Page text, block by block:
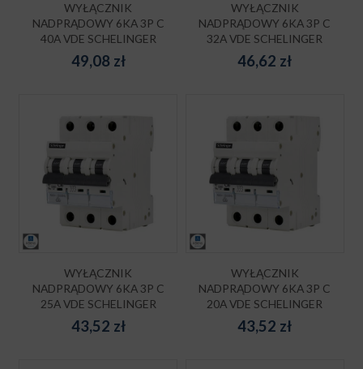
WYŁĄCZNIK
NADPRĄDOWY 6KA 3P C
40A VDE SCHELINGER
49,08 zł
WYŁĄCZNIK
NADPRĄDOWY 6KA 3P C
32A VDE SCHELINGER
46,62 zł
WYŁĄCZNIK
NADPRĄDOWY 6KA 3P C
25A VDE SCHELINGER
43,52 zł
WYŁĄCZNIK
NADPRĄDOWY 6KA 3P C
20A VDE SCHELINGER
43,52 zł